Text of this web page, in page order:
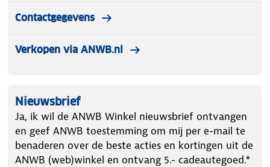
Contactgegevens
Verkopen via ANWB.nl
Nieuwsbrief
Ja, ik wil de ANWB Winkel nieuwsbrief ontvangen
en geef ANWB toestemming om mij per e-mail te
benaderen over de beste acties en kortingen uit de
ANWB (web)winkel en ontvang 5.- cadeautegoed.*